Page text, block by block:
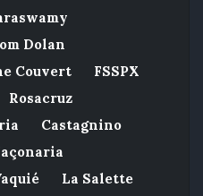
Dolan
Couvert
FSSPX
Rosacruz
Castagnino
La Salette